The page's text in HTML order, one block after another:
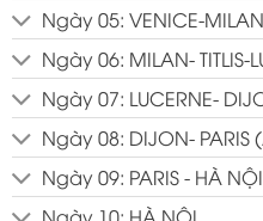
Ngày 05: VENICE-
Ngày 06: MILAN-
Ngày 07: LUCERNE-
Ngày 08: DIJON-
Ngày 09: PARIS - HÀ